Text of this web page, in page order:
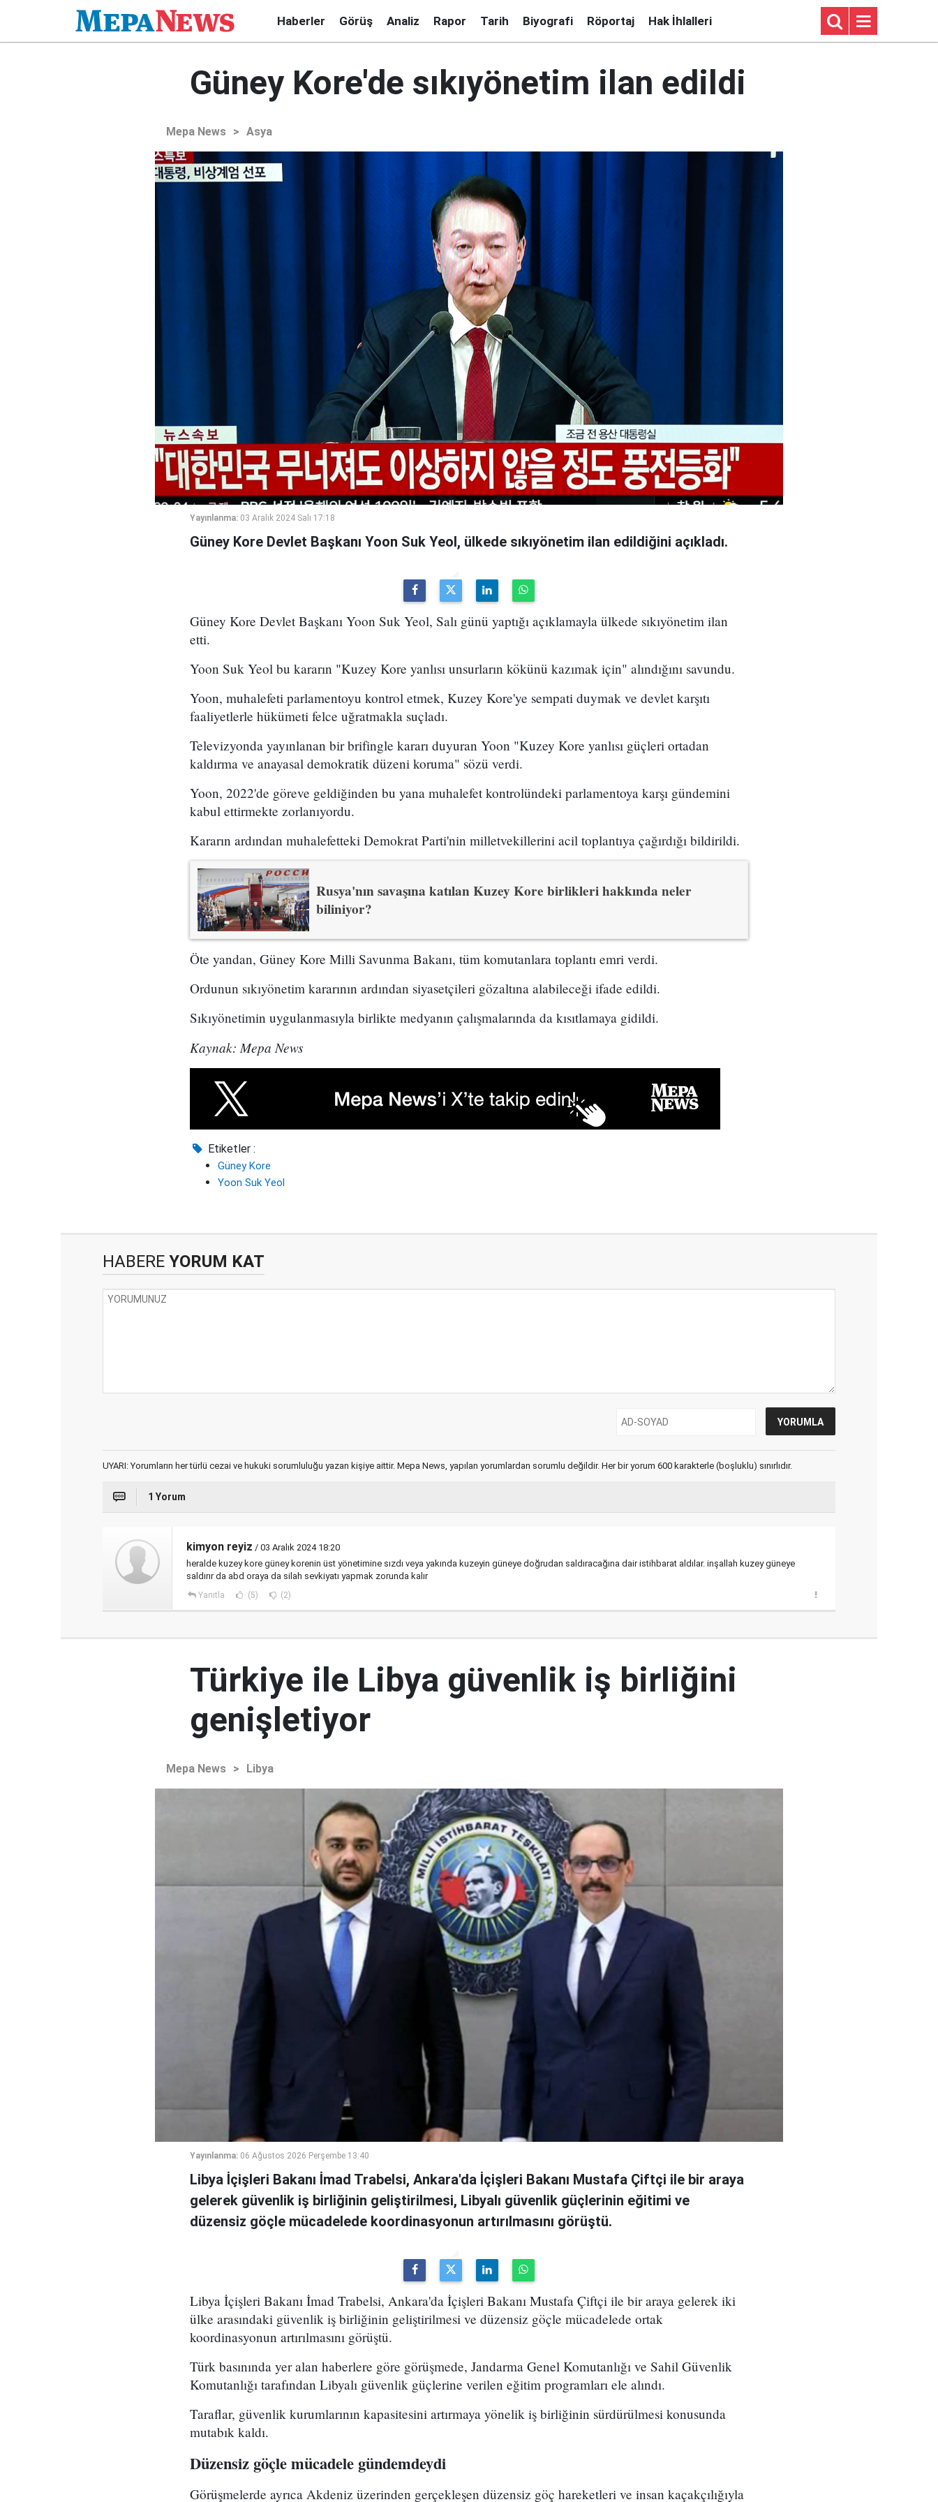
Haberler Görüş Analiz Rapor Tarih Biyografi Röportaj Hak İhlalleri
Güney Kore'de sıkıyönetim ilan edildi
Mepa News > Asya
Yayınlanma: 03 Aralık 2024 Salı 17:18
Güney Kore Devlet Başkanı Yoon Suk Yeol, ülkede sıkıyönetim ilan edildiğini açıkladı.
Güney Kore Devlet Başkanı Yoon Suk Yeol, Salı günü yaptığı açıklamayla ülkede sıkıyönetim ilan
etti.
Yoon Suk Yeol bu kararın "Kuzey Kore yanlısı unsurların kökünü kazımak için" alındığını savundu.
Yoon, muhalefeti parlamentoyu kontrol etmek, Kuzey Kore'ye sempati duymak ve devlet karşıtı
faaliyetlerle hükümeti felce uğratmakla suçladı.
Televizyonda yayınlanan bir brifingle kararı duyuran Yoon "Kuzey Kore yanlısı güçleri ortadan
kaldırma ve anayasal demokratik düzeni koruma" sözü verdi.
Yoon, 2022'de göreve geldiğinden bu yana muhalefet kontrolündeki parlamentoya karşı gündemini
kabul ettirmekte zorlanıyordu.
Kararın ardından muhalefetteki Demokrat Parti'nin milletvekillerini acil toplantıya çağırdığı bildirildi.
Rusya'nın savaşına katılan Kuzey Kore birlikleri hakkında neler
biliniyor?
Öte yandan, Güney Kore Milli Savunma Bakanı, tüm komutanlara toplantı emri verdi.
Ordunun sıkıyönetim kararının ardından siyasetçileri gözaltına alabileceği ifade edildi.
Sıkıyönetimin uygulanmasıyla birlikte medyanın çalışmalarında da kısıtlamaya gidildi.
Kaynak: Mepa News
Etiketler :
Güney Kore
Yoon Suk Yeol
HABERE YORUM KAT
UYARI: Yorumların her türlü cezai ve hukuki sorumluluğu yazan kişiye aittir. Mepa News, yapılan yorumlardan sorumlu değildir. Her bir yorum 600 karakterle (boşluklu) sınırlıdır.
1 Yorum
kimyon reyiz / 03 Aralık 2024 18:20
heralde kuzey kore güney korenin üst yönetimine sızdı veya yakında kuzeyin güneye doğrudan saldıracağına dair istihbarat aldılar. inşallah kuzey güneye
saldırır da abd oraya da silah sevkiyatı yapmak zorunda kalır
Yanıtla (5) (2)
Türkiye ile Libya güvenlik iş birliğini
genişletiyor
Mepa News > Libya
Yayınlanma: 06 Ağustos 2026 Perşembe 13:40
Libya İçişleri Bakanı İmad Trabelsi, Ankara'da İçişleri Bakanı Mustafa Çiftçi ile bir araya
gelerek güvenlik iş birliğinin geliştirilmesi, Libyalı güvenlik güçlerinin eğitimi ve
düzensiz göçle mücadelede koordinasyonun artırılmasını görüştü.
Libya İçişleri Bakanı İmad Trabelsi, Ankara'da İçişleri Bakanı Mustafa Çiftçi ile bir araya gelerek iki
ülke arasındaki güvenlik iş birliğinin geliştirilmesi ve düzensiz göçle mücadelede ortak
koordinasyonun artırılmasını görüştü.
Türk basınında yer alan haberlere göre görüşmede, Jandarma Genel Komutanlığı ve Sahil Güvenlik
Komutanlığı tarafından Libyalı güvenlik güçlerine verilen eğitim programları ele alındı.
Taraflar, güvenlik kurumlarının kapasitesini artırmaya yönelik iş birliğinin sürdürülmesi konusunda
mutabık kaldı.
Düzensiz göçle mücadele gündemdeydi
Görüşmelerde ayrıca Akdeniz üzerinden gerçekleşen düzensiz göç hareketleri ve insan kaçakçılığıyla